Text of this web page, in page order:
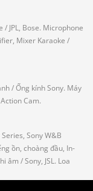
/ JPL, Bose. Microphone
Mixer Karaoke /
/ Ống kính Sony. Máy
Cam.
Sony W&B
ồn, choàng đầu, In-
âm / Sony, JSL. Loa